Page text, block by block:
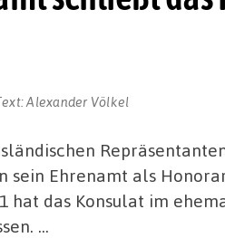
Alexander Völkel
sein Ehrenamt als
hat das Konsulat im
…